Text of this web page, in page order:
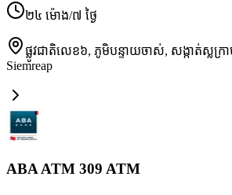
២៤ ម៉ោង/៧ ថ្ងៃ
ផ្លូវជាតិលេខ៦, ភូមិបន្ទាយចាស់, សង្កាត់ស្លក្រ
Siemreap
ABA ATM 309 ATM